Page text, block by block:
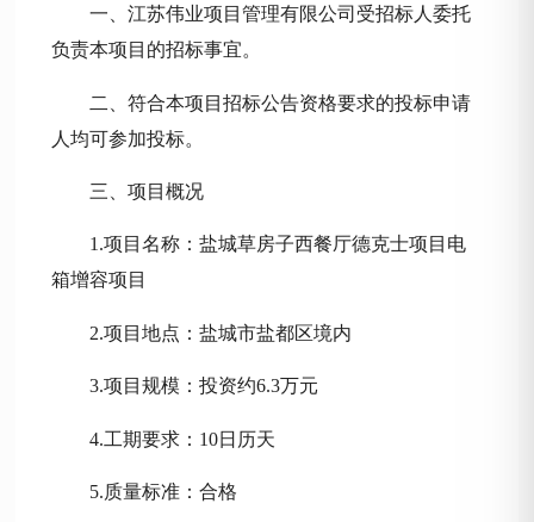
一、江苏伟业项目管理有限公司受招标人委托
负责本项目的招标事宜。
二、符合本项目招标公告资格要求的投标申请
人均可参加投标。
三、项目概况
1.项目名称：盐城草房子西餐厅德克士项目电
箱增容项目
2.项目地点：盐城市盐都区境内
3.项目规模：投资约6.3万元
4.工期要求： 10日 历天
5.质量标准：合格